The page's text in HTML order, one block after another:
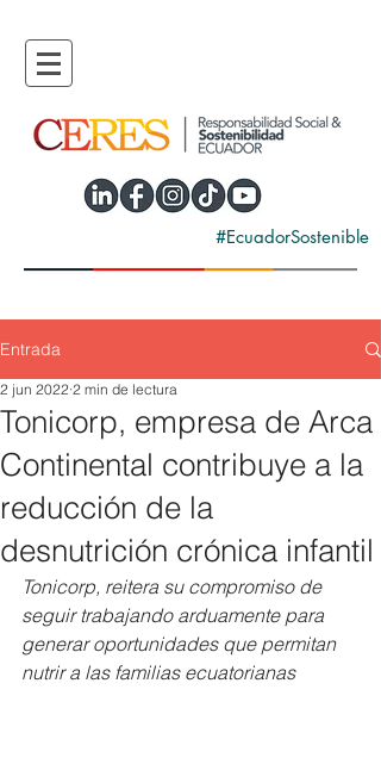
#EcuadorSostenible
Entrada
Tonicorp, empresa de Arca
Continental contribuye a la
reducción de la
desnutrición crónica infantil
2 jun 2022 2 min de lectura
Tonicorp, reitera su compromiso de
seguir trabajando arduamente para
generar oportunidades que permitan
nutrir a las familias ecuatorianas